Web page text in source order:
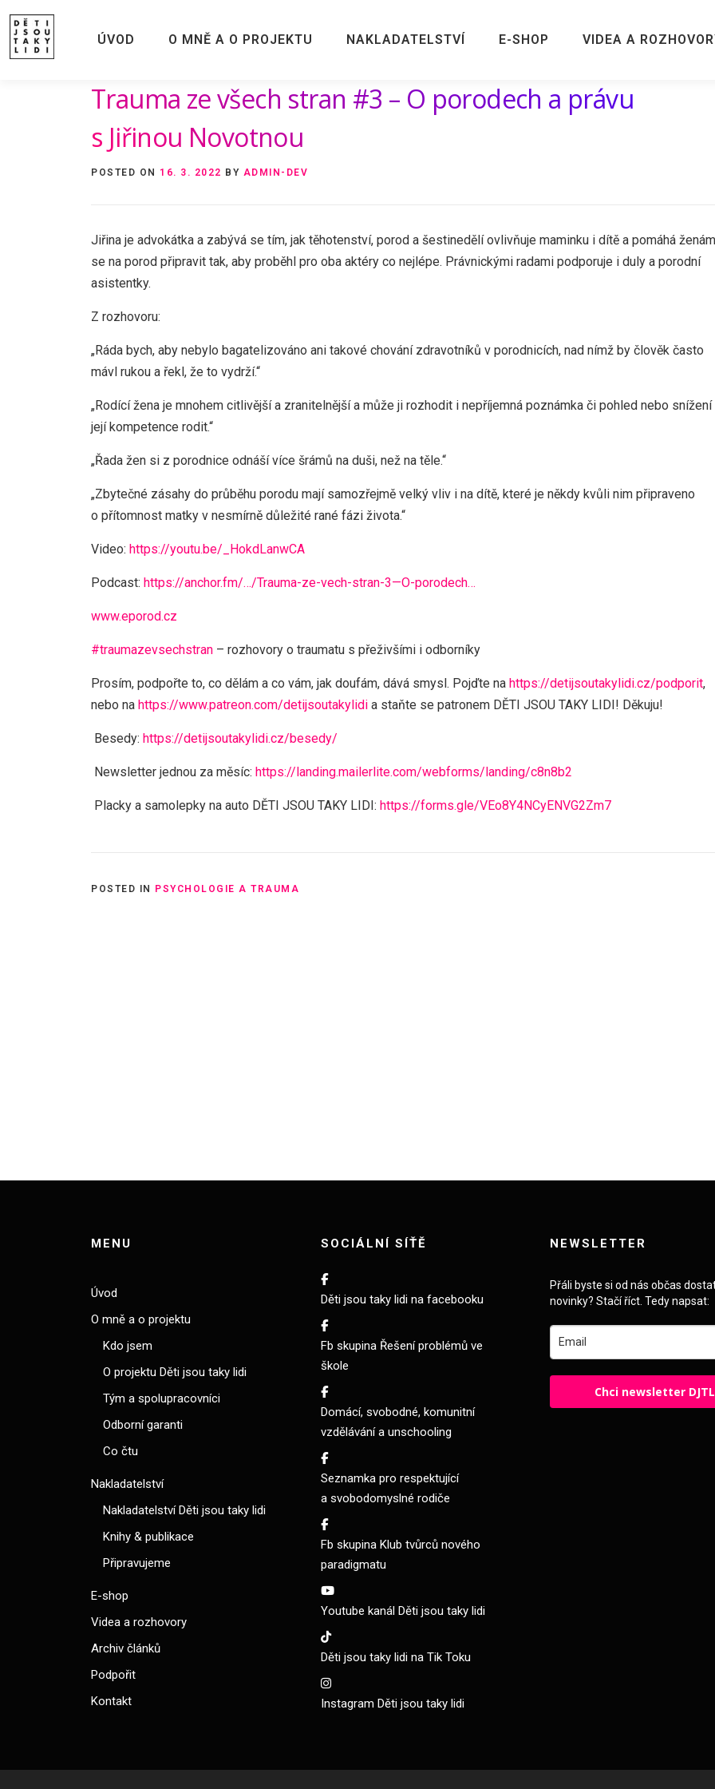
content
ÚVOD O MNĚ A O PROJEKTU NAKLADATELSTVÍ E-SHOP VIDEA A
Trauma ze všech stran #3 – O porodech a právu
s Jiřinou Novotnou
POSTED ON 16. 3. 2022 BY ADMIN-DEV
Jiřina je advokátka a zabývá se tím, jak těhotenství, porod a šestinedělí ovlivňuje maminku i dítě a pomáhá ženám
se na porod připravit tak, aby proběhl pro oba aktéry co nejlépe. Právnickými radami podporuje i duly a porodní
asistentky.
Z rozhovoru:
„Ráda bych, aby nebylo bagatelizováno ani takové chování zdravotníků v porodnicích, nad nímž by člověk často
mávl rukou a řekl, že to vydrží.“
„Rodící žena je mnohem citlivější a zranitelnější a může ji rozhodit i nepříjemná poznámka či pohled nebo snížení
její kompetence rodit.“
„Řada žen si z porodnice odnáší více šrámů na duši, než na těle.“
„Zbytečné zásahy do průběhu porodu mají samozřejmě velký vliv i na dítě, které je někdy kvůli nim připraveno
o přítomnost matky v nesmírně důležité rané fázi života.“
Video: https://youtu.be/_HokdLanwCA
Podcast: https://anchor.fm/…/Trauma-ze-vech-stran-3—O-porodech…
www.eporod.cz
#traumazevsechstran – rozhovory o traumatu s přeživšími i odborníky
Prosím, podpořte to, co dělám a co vám, jak doufám, dává smysl. Pojďte na https://detijsoutakylidi.cz/podporit,
nebo na https://www.patreon.com/detijsoutakylidi a staňte se patronem DĚTI JSOU TAKY LIDI! Děkuju!
Besedy: https://detijsoutakylidi.cz/besedy/
Newsletter jednou za měsíc: https://landing.mailerlite.com/webforms/landing/c8n8b2
Placky a samolepky na auto DĚTI JSOU TAKY LIDI: https://forms.gle/VEo8Y4NCyENVG2Zm7
POSTED IN PSYCHOLOGIE A TRAUMA
MENU
Úvod
O mně a o projektu
Kdo jsem
O projektu Děti jsou taky lidi
Tým a spolupracovníci
Odborní garanti
Co čtu
Nakladatelství
Nakladatelství Děti jsou taky lidi
Knihy & publikace
Připravujeme
E-shop
Videa a rozhovory
Archiv článků
Podpořit
Kontakt
SOCIÁLNÍ SÍŤĚ
Děti jsou taky lidi na facebooku
Fb skupina Řešení problémů ve
škole
Domácí, svobodné, komunitní
vzdělávání a unschooling
Seznamka pro respektující
a svobodomyslné rodiče
Fb skupina Klub tvůrců nového
paradigmatu
Youtube kanál Děti jsou taky lidi
Děti jsou taky lidi na Tik Toku
Instagram Děti jsou taky lidi
NEWSLETTER
Přáli byste si od nás občas
novinky? Stačí říct. Tedy napsat:
Chci newsletter DJTL